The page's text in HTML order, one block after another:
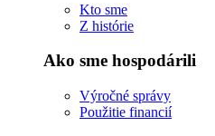
Kto sme
Z histórie
Ako sme hospodárili
Výročné správy
Použitie financií